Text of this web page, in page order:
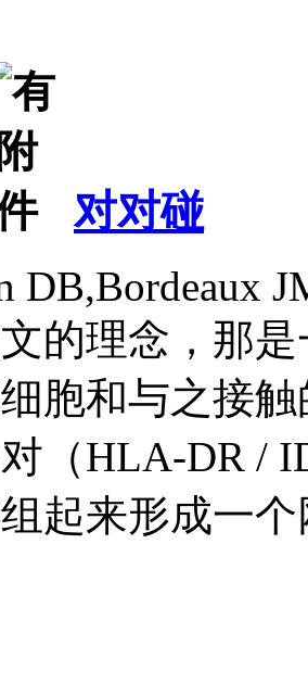
对对碰
DB,Bordeaux
的理念，那
细胞和与之接
对（HLA-DR /
起来形成一